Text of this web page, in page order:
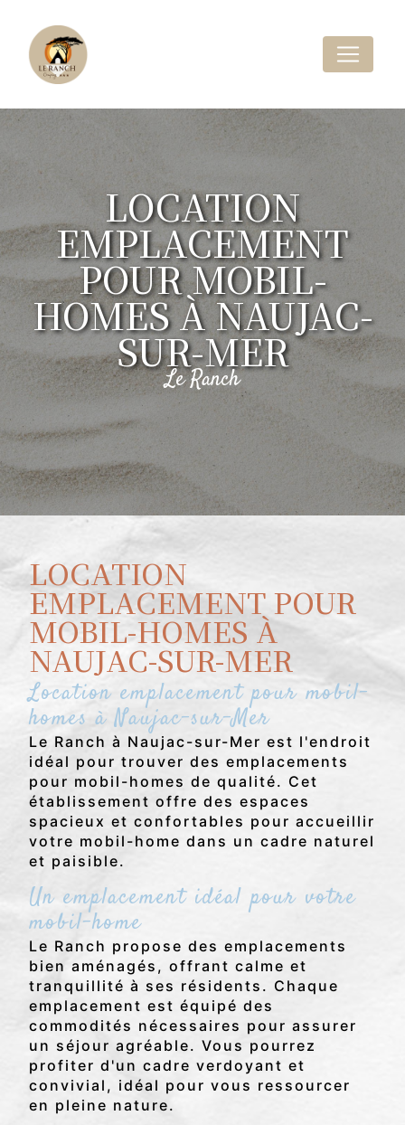
LOCATION
EMPLACEMENT
POUR MOBIL-
HOMES À NAUJAC-
SUR-MER
Le Ranch
LOCATION
EMPLACEMENT POUR
MOBIL-HOMES À
NAUJAC-SUR-MER
Location emplacement pour mobil-
homes à Naujac-sur-Mer
Le Ranch à Naujac-sur-Mer est l'endroit
idéal pour trouver des emplacements
pour mobil-homes de qualité. Cet
établissement offre des espaces
spacieux et confortables pour accueillir
votre mobil-home dans un cadre naturel
et paisible.
Un emplacement idéal pour votre
mobil-home
Le Ranch propose des emplacements
bien aménagés, offrant calme et
tranquillité à ses résidents. Chaque
emplacement est équipé des
commodités nécessaires pour assurer
un séjour agréable. Vous pourrez
profiter d'un cadre verdoyant et
convivial, idéal pour vous ressourcer
en pleine nature.